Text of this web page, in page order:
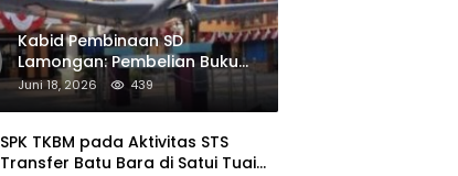
Kabid Pembinaan SD
Lamongan: Pembelian Buku
Pendamping Tidak Boleh
Dipaksakan
Juni 18, 2026 439
SPK TKBM pada Aktivitas STS
Transfer Batu Bara di Satui Tuai